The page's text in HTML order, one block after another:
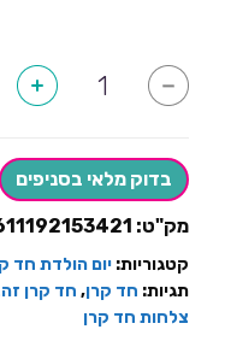
-
של
זהב
-10
יחידות
+
בדוק מלאי בסניפים
מק"ט:
קטגוריות: יום הולדת חד
תגיות: חד קרן, חד קרן
צלחות חד קרן